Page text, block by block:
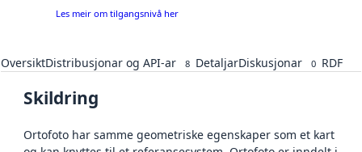
Les meir om tilgangsnivå her
OversiktDistribusjonar og API-ar 8 DetaljarDiskusjonar 0 RDF
Skildring
Ortofoto har samme geometriske egenskaper som et kart